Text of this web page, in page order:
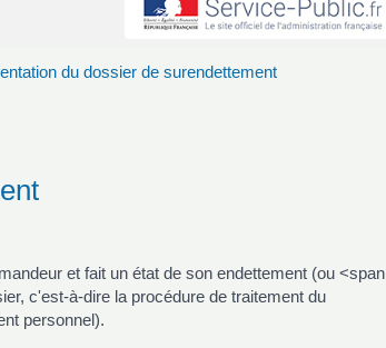
du dossier de surendettement
et fait un état de son endettement (ou <span
c'est-à-dire la procédure de traitement du
personnel).